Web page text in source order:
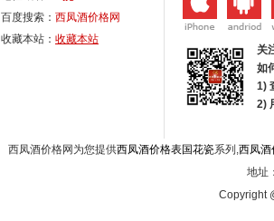
百度搜索： 西凤酒价格网
收藏本站： 收藏本站
关
如
1)
2)
西凤酒价格网为您提供西凤酒价格表国花瓷系列,西凤酒
地址
Copyright